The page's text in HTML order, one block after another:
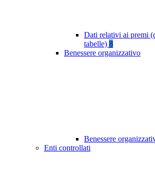
Dati relativi ai premi
tabelle) 8
Benessere organizzativo
Benessere
Enti controllati